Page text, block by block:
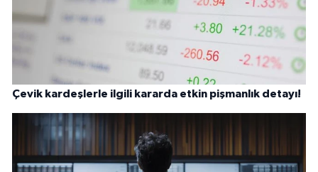
Çevik kardeşlerle ilgili kararda etkin pişmanlık detayı!